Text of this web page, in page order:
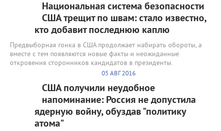
Национальная система безопасности
США трещит по швам: стало известно,
кто добавит последнюю каплю
Предвыборная гонка в США продолжает набирать обороты, а
вместе с тем появляются новые факты и неожиданные
откровения сторонников кандидатов в президенты.
05 АВГ 2016
США получили неудобное
напоминание: Россия не допустила
ядерную войну, обуздав "политику
атома"